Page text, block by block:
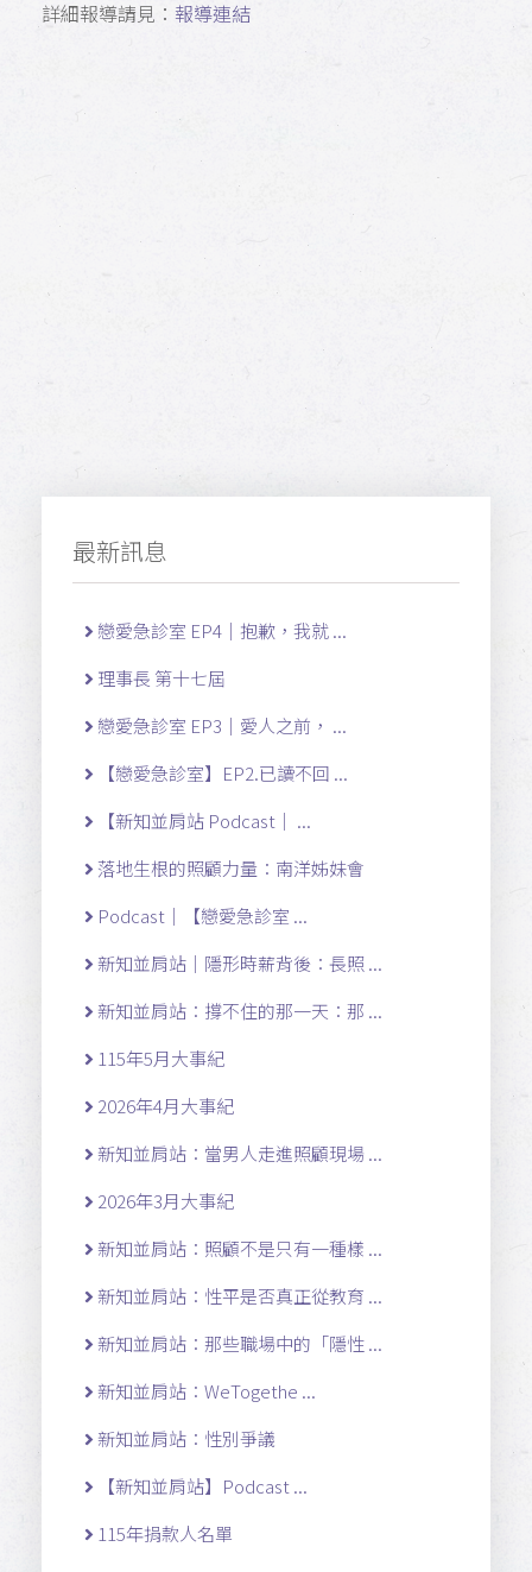
詳細報導請見： 報導連結
最新訊息
戀愛急診室 EP4｜抱歉，我就 ...
理事長 第十七屆
戀愛急診室 EP3｜愛人之前， ...
【戀愛急診室】EP2.已讀不回 ...
【新知並肩站 Podcast｜ ...
落地生根的照顧力量：南洋姊妹會
Podcast｜【戀愛急診室 ...
新知並肩站｜隱形時薪背後：長照 ...
新知並肩站：撐不住的那一天：那 ...
115年5月大事紀
2026年4月大事紀
新知並肩站：當男人走進照顧現場 ...
2026年3月大事紀
新知並肩站：照顧不是只有一種樣 ...
新知並肩站：性平是否真正從教育 ...
新知並肩站：那些職場中的「隱性 ...
新知並肩站：WeTogethe ...
新知並肩站：性別爭議
【新知並肩站】Podcast ...
115年捐款人名單